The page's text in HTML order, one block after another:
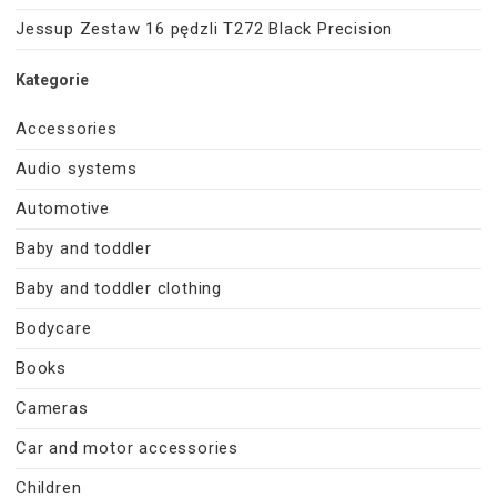
Jessup Zestaw 16 pędzli T272 Black Precision
Kategorie
Accessories
Audio systems
Automotive
Baby and toddler
Baby and toddler clothing
Bodycare
Books
Cameras
Car and motor accessories
Children